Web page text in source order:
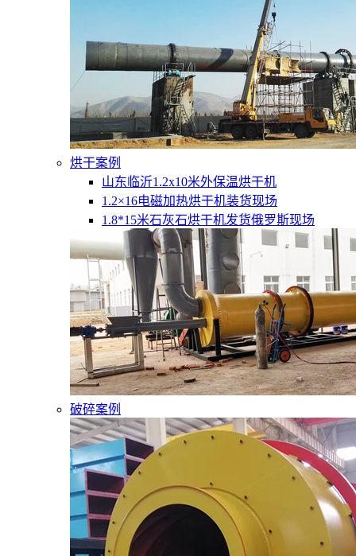
烘干案例
山东临沂1.2x10米外保温烘干机
1.2×16电磁加热烘干机装货现场
1.8*15米石灰石烘干机发货俄罗斯现场
破碎案例